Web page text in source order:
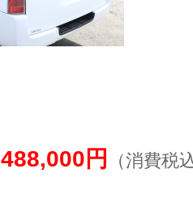
488,000円 （消費税